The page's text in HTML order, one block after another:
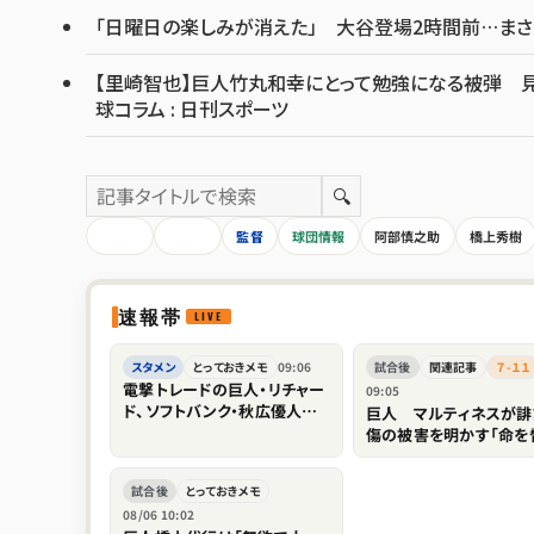
「日曜日の楽しみが消えた」 大谷登場2時間前…まさ
【里崎智也】巨人竹丸和幸にとって勉強になる被
球コラム : 日刊スポーツ
🔍
監督 球団情報 阿部慎之助 橋上秀樹
速報帯
スタメン とっておきメモ 09:06
電撃トレードの巨人・リチャー
ド、ソフトバンク・秋広優人の
試合後 関連記事
７-１１
09:05
巨人 マルティネスが
傷の被害を明かす「命
試合後
とっておきメモ
08/06 10:02